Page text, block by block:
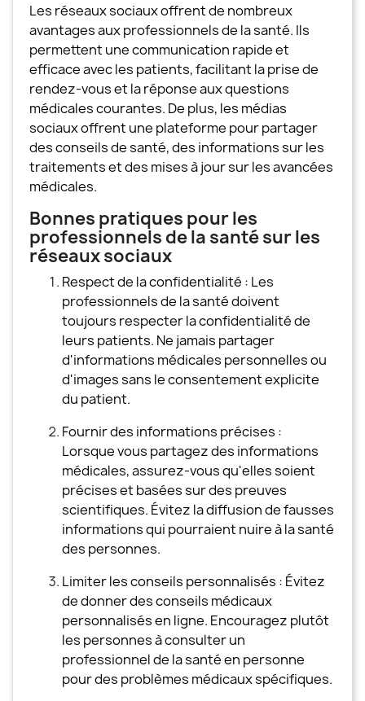
Les réseaux sociaux offrent de nombreux
avantages aux professionnels de la santé. Ils
permettent une communication rapide et
efficace avec les patients, facilitant la prise de
rendez-vous et la réponse aux questions
médicales courantes. De plus, les médias
sociaux offrent une plateforme pour partager
des conseils de santé, des informations sur les
traitements et des mises à jour sur les avancées
médicales.
Bonnes pratiques pour les
professionnels de la santé sur les
réseaux sociaux
Respect de la confidentialité : Les
professionnels de la santé doivent
toujours respecter la confidentialité de
leurs patients. Ne jamais partager
d'informations médicales personnelles ou
d'images sans le consentement explicite
du patient.
Fournir des informations précises :
Lorsque vous partagez des informations
médicales, assurez-vous qu'elles soient
précises et basées sur des preuves
scientifiques. Évitez la diffusion de fausses
informations qui pourraient nuire à la santé
des personnes.
Limiter les conseils personnalisés : Évitez
de donner des conseils médicaux
personnalisés en ligne. Encouragez plutôt
les personnes à consulter un
professionnel de la santé en personne
pour des problèmes médicaux spécifiques.